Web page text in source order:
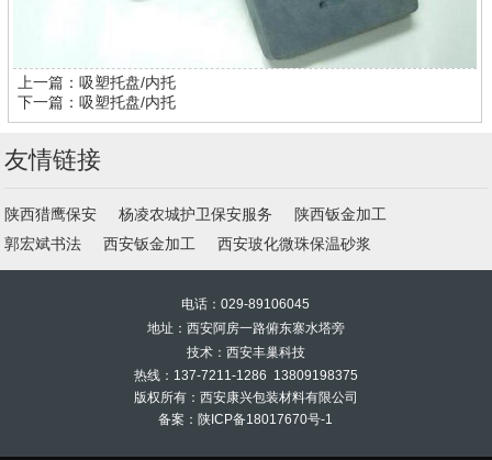
上一篇：吸塑托盘/内托
下一篇：吸塑托盘/内托
友情链接
陕西猎鹰保安 杨凌农城护卫保安服务
陕西钣金加工
郭宏斌书法
西安钣金加工 西安玻化微珠保温砂浆
电话：029-89106045
地址：西安阿房一路俯东寨水塔旁
技术：西安丰巢科技
热线：137-7211-1286 13809198375
版权所有：西安康兴包装材料有限公司
备案： 陕ICP备18017670号-1